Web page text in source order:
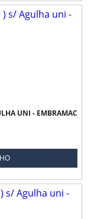
UNI - EMBRAMAC